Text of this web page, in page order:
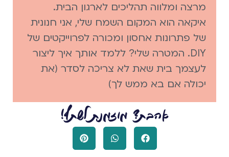
מרצה ומלווה תהליכים לארגון הבית.
איקאה הוא המקום השמח שלי, אני חנונית
של פתרונות אחסון ומכורה לפרוייקטים של
DIY. המטרה שלי? ללמד אותך איך ליצור
לעצמך בית שאת לא צריכה לסדר (את
יכולה אם בא ממש לך)
אהבת? מוזמנת לשתף!